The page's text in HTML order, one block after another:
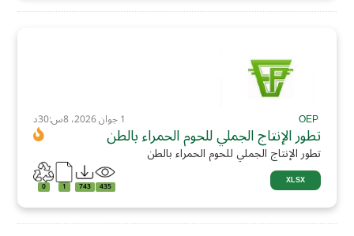
OEP 1 جوان 2026، 8س:30د
تطور الإنتاج الجملي للحوم الحمراء بالطن
تطور الإنتاج الجملي للحوم الحمراء بالطن
XLSX
435
743
1
0